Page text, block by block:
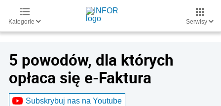
Kategorie Serwisy
5 powodów, dla których
opłaca się e-Faktura
Subskrybuj nas na Youtube